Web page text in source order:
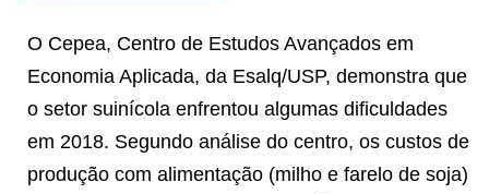
O Cepea, Centro de Estudos Avançados em
Economia Aplicada, da Esalq/USP, demonstra que
o setor suinícola enfrentou algumas dificuldades
em 2018. Segundo análise do centro, os custos de
produção com alimentação (milho e farelo de soja)